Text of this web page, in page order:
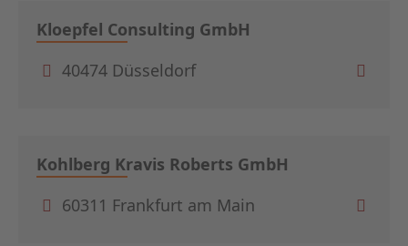
Kloepfel Consulting GmbH
40474 Düsseldorf
Kohlberg Kravis Roberts GmbH
60311 Frankfurt am Main